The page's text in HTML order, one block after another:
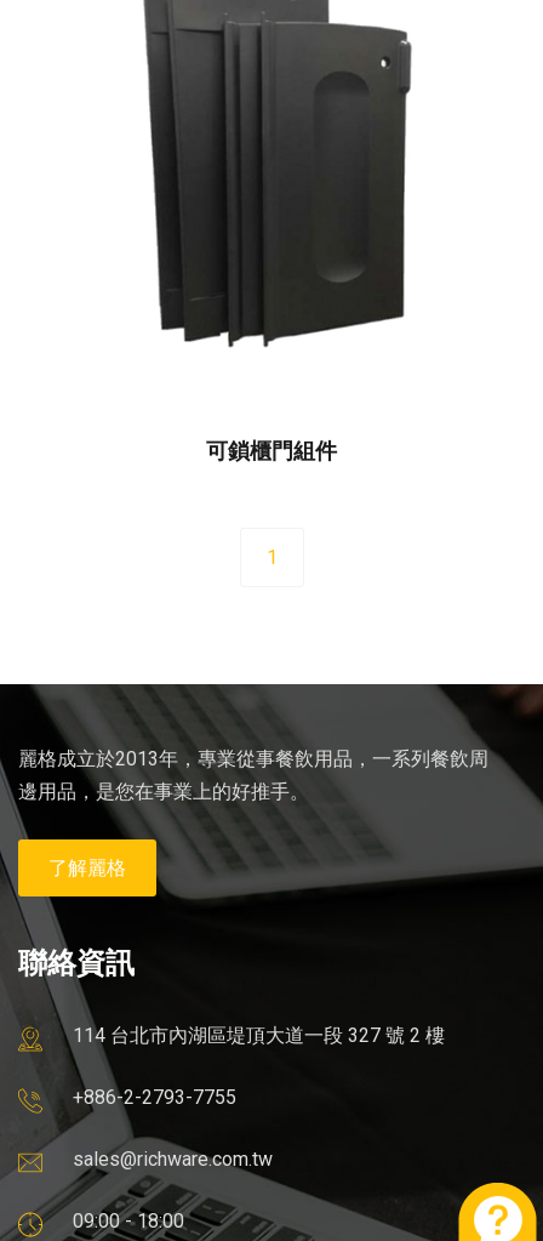
可鎖櫃門組件
1
麗格成立於2013年，專業從事餐飲用品，一系列餐飲周
邊用品，是您在事業上的好推手。
了解麗格
聯絡資訊
114 台北市內湖區堤頂大道一段 327 號 2 樓
+886-2-2793-7755
sales@richware.com.tw
09:00 - 18:00